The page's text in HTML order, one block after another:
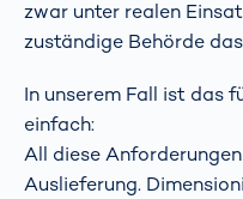
zwar unter realen
zuständige Behörde
In unserem Fall ist das
einfach:
All diese
Auslieferung.